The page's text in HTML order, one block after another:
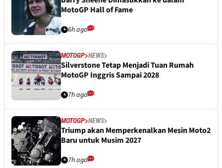
MotoGP Hall of Fame
6h ago
MOTOGP NEWS
Silverstone Tetap Menjadi Tuan Rumah
MotoGP Inggris Sampai 2028
7h ago
MOTOGP NEWS
Triump akan Memperkenalkan Mesin Moto2
Baru untuk Musim 2027
7h ago